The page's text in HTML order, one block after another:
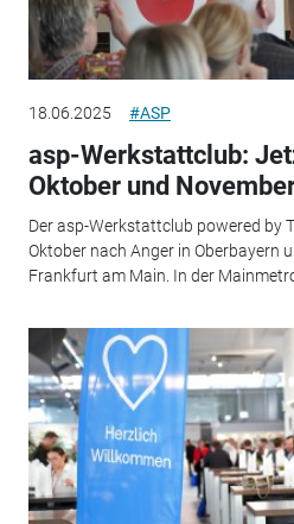
18.06.2025 #ASP
asp-Werkstattclub:
Oktober und
Der asp-Werkstattclub powered by
Oktober nach Anger in Oberbayern
Frankfurt am Main. In der